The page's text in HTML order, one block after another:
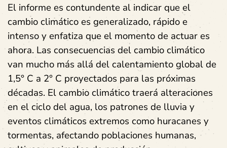
El informe es contundente al indicar queel
cambio climático es generalizado, rápido e
intenso y enfatiza que el momento de actuar es
ahora. Las consecuencias del cambio climático
van mucho más allá del calentamiento global de
1,5° C a 2° C proyectados para las próximas
décadas. El cambio climático traerá alteraciones
en el ciclo del agua, los patrones de lluvia y
eventos climáticos extremos como huracanes y
tormentas, afectando poblaciones humanas,